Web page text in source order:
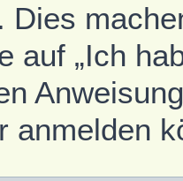
Dies
auf „Ich
anmelden